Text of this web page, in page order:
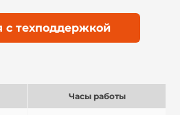
с техподдержкой
Часы работы